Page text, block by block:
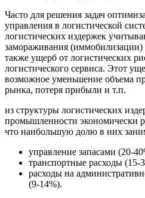
Часто для решения задач
управления в логистической
логистических издержек
замораживания (иммобилизации)
также ущерб от логистических
логистического сервиса. Этот
возможное уменьшение объема
рынка, потеря прибыли и т.п.
из структуры логистических
промышленности экономически
что наибольшую долю в них
управление запасами (20-
транспортные расходы (15-
расходы на
(9-14%).